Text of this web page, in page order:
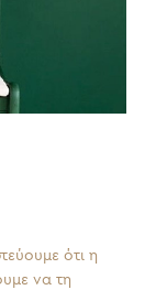
ότι η
να τη